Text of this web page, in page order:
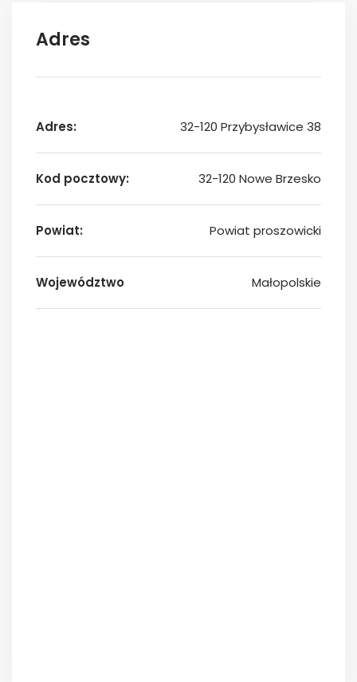
Adres
Adres: 32-120 Przybysławice 38
Kod pocztowy: 32-120 Nowe Brzesko
Powiat: Powiat proszowicki
Województwo Małopolskie